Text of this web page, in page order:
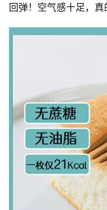
回弹！空气感十足，